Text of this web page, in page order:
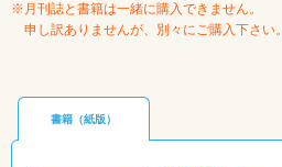
※月刊誌と書籍は一緒に購入できません。
申し訳ありませんが、別々にご購入下さい。
書籍（紙版）